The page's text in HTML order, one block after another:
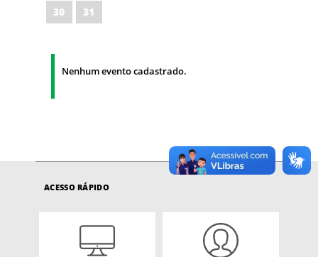
30
31
Nenhum evento cadastrado.
ACESSO RÁPIDO